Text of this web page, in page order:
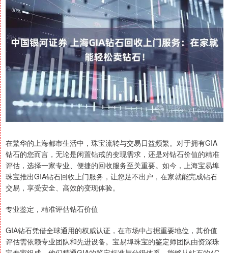
在繁华的上海都市生活中，珠宝流转与交易日益频繁。对于拥有GIA
钻石的您而言，无论是闲置钻戒的变现需求，还是对钻石价值的精准
评估，选择一家专业、便捷的回收服务至关重要。如今，上海宝易埠
珠宝推出GIA钻石回收上门服务，让您足不出户，在家就能完成钻石
交易，享受安全、高效的变现体验。
专业鉴定，精准评估钻石价值
GIA钻石凭借全球通用的权威认证，在市场中占据重要地位，其价值
评估需依赖专业团队和先进设备。宝易埠珠宝的鉴定师团队由资深珠